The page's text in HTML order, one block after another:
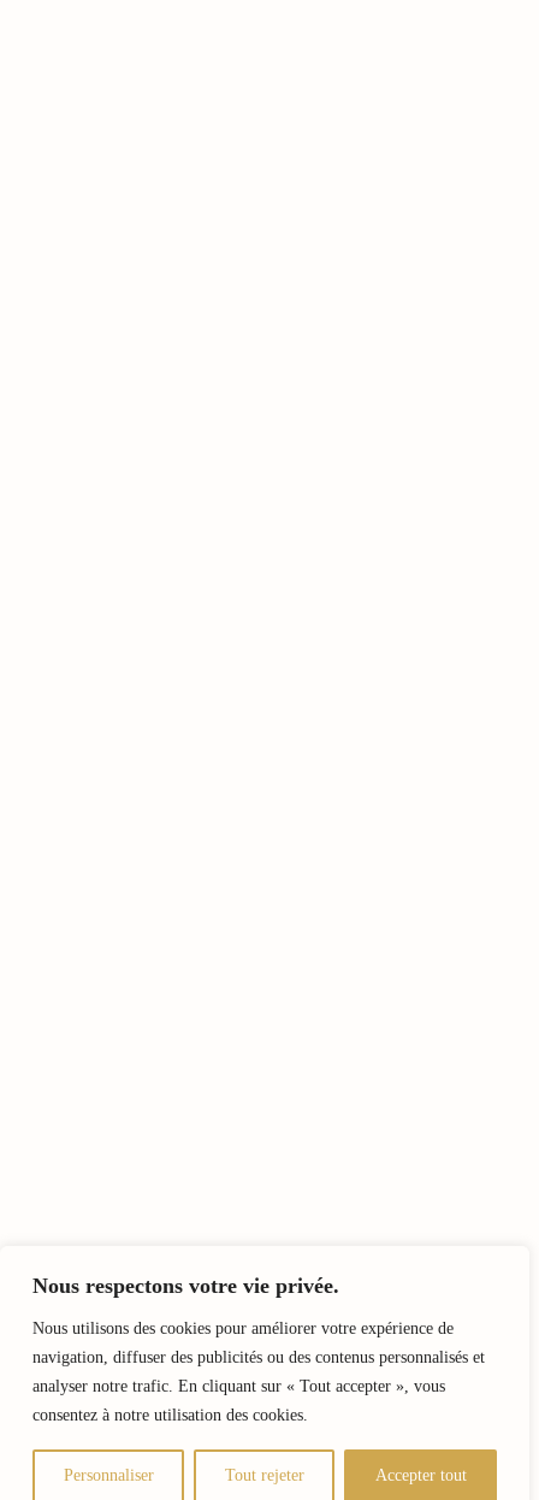
Nous respectons votre vie privée.
Nous utilisons des cookies pour améliorer votre expérience de
navigation, diffuser des publicités ou des contenus personnalisés et
analyser notre trafic. En cliquant sur « Tout accepter », vous
consentez à notre utilisation des cookies.
Personnaliser Tout rejeter Accepter tout